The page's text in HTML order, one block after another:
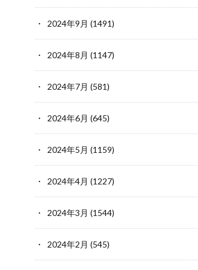
2024年9月 (1491)
2024年8月 (1147)
2024年7月 (581)
2024年6月 (645)
2024年5月 (1159)
2024年4月 (1227)
2024年3月 (1544)
2024年2月 (545)